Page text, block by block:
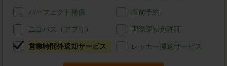
パーフェクト補償 直前予約
ニコパス（アプリ） 国際運転免許証
営業時間外返却サービス レッカー搬送サービス